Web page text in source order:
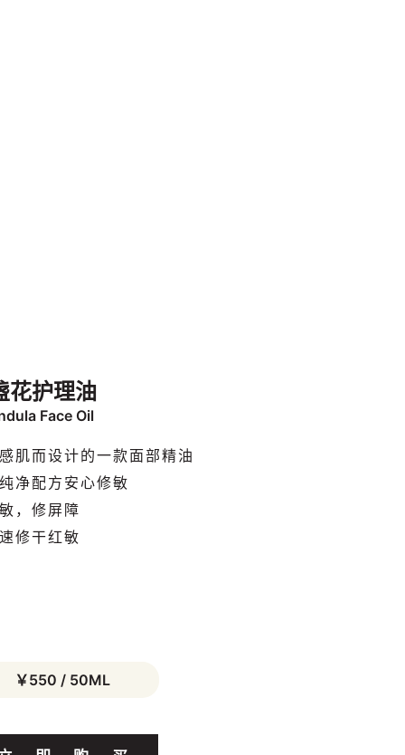
花护理油
Face Oil
肌而设计的一款面部精油
净配方安心修敏
，修屏障
修干红敏
￥550 / 50ML